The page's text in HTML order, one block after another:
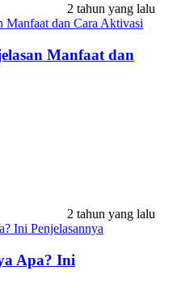
2 tahun yang lalu
Manfaat dan
2 tahun yang lalu
Apa? Ini